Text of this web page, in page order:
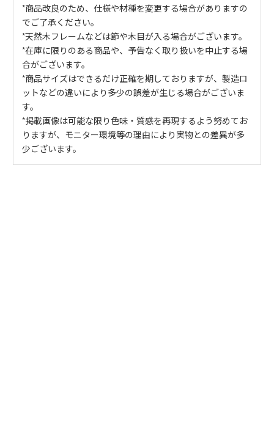
*商品改良のため、仕様や材種を変更する場合がありますの
でご了承ください。
*天然木フレームなどは節や木目が入る場合がございます。
*在庫に限りのある商品や、予告なく取り扱いを中止する場
合がございます。
*商品サイズはできるだけ正確を期しておりますが、製造ロ
ットなどの違いにより多少の誤差が生じる場合がございま
す。
*掲載画像は可能な限り色味・質感を再現するよう努めてお
りますが、モニター環境等の理由により実物との差異が多
少ございます。